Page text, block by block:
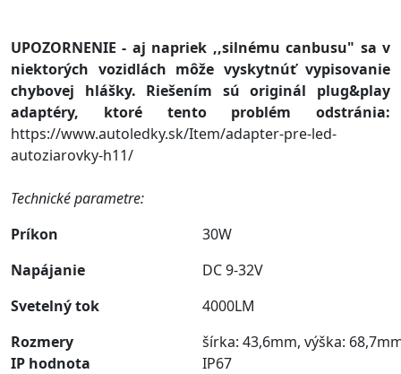
UPOZORNENIE - aj napriek ,,silnému canbusu" sa v
niektorých vozidlách môže vyskytnúť vypisovanie
chybovej hlášky. Riešením sú originál plug&play
adaptéry, ktoré tento problém odstránia:
https://www.autoledky.sk/Item/adapter-pre-led-
autoziarovky-h11/
Technické parametre:
Príkon
30W
Napájanie
DC 9-32V
Svetelný tok
4000LM
Rozmery
šírka: 43,6mm, výška:
IP hodnota
IP67